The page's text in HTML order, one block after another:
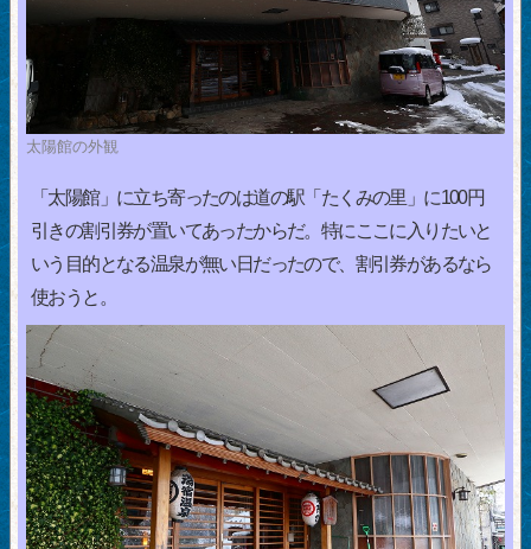
太陽館の外観
「太陽館」に立ち寄ったのは道の駅「たくみの里」に100円
引きの割引券が置いてあったからだ。特にここに入りたいと
いう目的となる温泉が無い日だったので、割引券があるなら
使おうと。